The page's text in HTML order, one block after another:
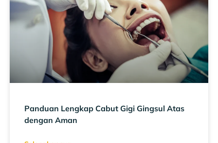
Panduan Lengkap Cabut Gigi Gingsul Atas
dengan Aman